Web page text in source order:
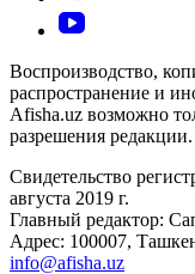
Воспроизводство,
распространение и
Afisha.uz возможно
разрешения редакции.
Свидетельство
августа 2019 г.
Главный редактор:
Адрес: 100007,
info@afisha.uz